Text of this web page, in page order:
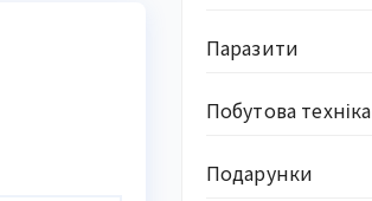
Паразити
Побутова техніка
Подарунки